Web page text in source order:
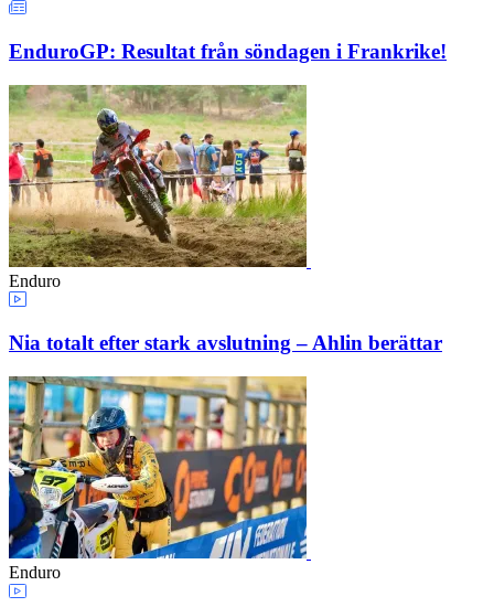
EnduroGP: Resultat från söndagen i Frankrike!
Enduro
Nia totalt efter stark avslutning – Ahlin berättar
Enduro